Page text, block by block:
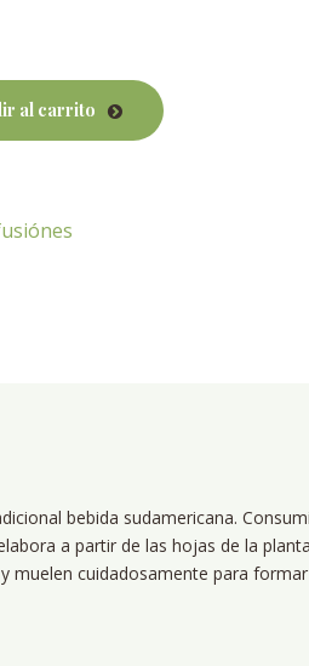
al carrito
bebida sudamericana.
a partir de las hojas de la
muelen cuidadosamente para